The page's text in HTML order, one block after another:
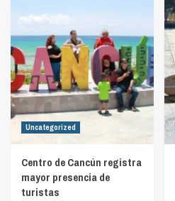
Uncategorized
Centro de Cancún registra
mayor presencia de
turistas